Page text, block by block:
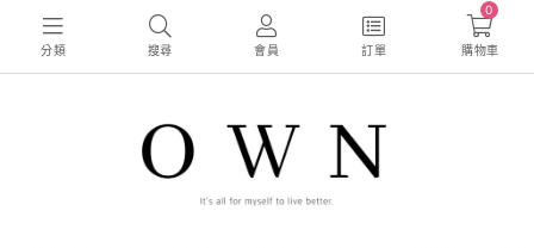
分類 搜尋 會員 訂單
0
購物車